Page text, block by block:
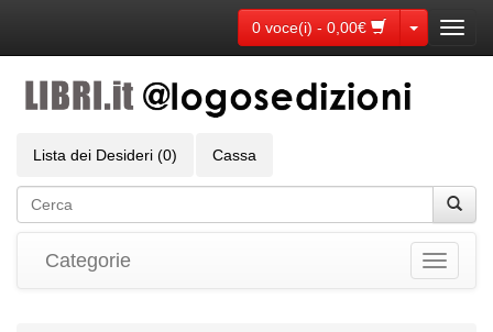
0 voce(i) - 0,00€ Toggle
Lista dei Desideri (0) Cassa
Toggle
Categorie